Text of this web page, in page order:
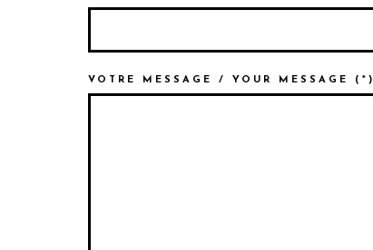
VOTRE MESSAGE / YOUR MESSAGE (*)